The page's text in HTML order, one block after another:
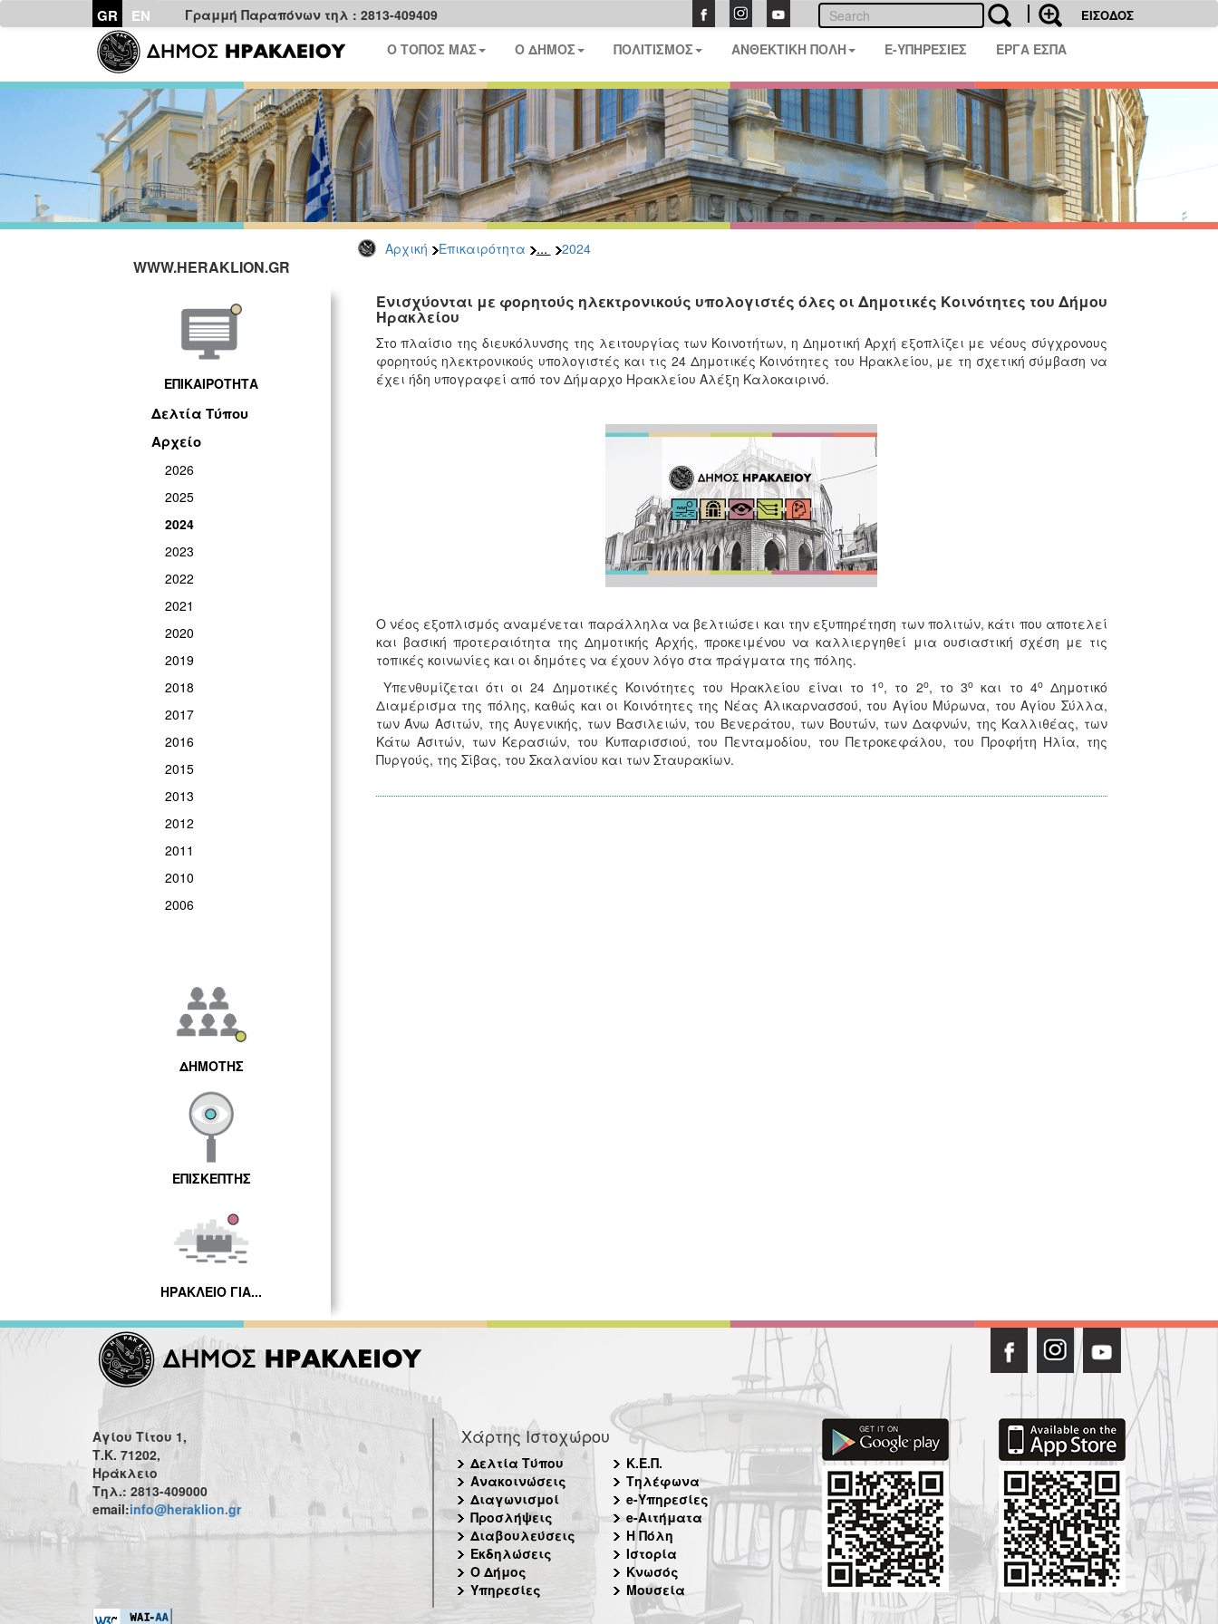
GR EN Γραμμή Παραπόνων τηλ : 2813-409409 ΕΙΣΟΔΟΣ
Ο ΤΟΠΟΣ ΜΑΣ Ο ΔΗΜΟΣ ΠΟΛΙΤΙΣΜΟΣ ΑΝΘΕΚΤΙΚΗ ΠΟΛΗ E-ΥΠΗΡΕΣΙΕΣ ΕΡΓΑ ΕΣΠΑ
Αρχική Επικαιρότητα ... 2024
WWW.HERAKLION.GR
ΕΠΙΚΑΙΡΟΤΗΤΑ
Δελτία Τύπου
Αρχείο
2026
2025
2024
2023
2022
2021
2020
2019
2018
2017
2016
2015
2013
2012
2011
2010
2006
ΔΗΜΟΤΗΣ
ΕΠΙΣΚΕΠΤΗΣ
ΗΡΑΚΛΕΙΟ ΓΙΑ...
Ενισχύονται με φορητούς ηλεκτρονικούς υπολογιστές όλες οι Δημοτικές Κοινότητες του Δήμου
Ηρακλείου
Στο πλαίσιο της διευκόλυνσης της λειτουργίας των Κοινοτήτων, η Δημοτική Αρχή εξοπλίζει με νέους σύγχρονους
φορητούς ηλεκτρονικούς υπολογιστές και τις 24 Δημοτικές Κοινότητες του Ηρακλείου, με τη σχετική σύμβαση να
έχει ήδη υπογραφεί από τον Δήμαρχο Ηρακλείου Αλέξη Καλοκαιρινό.
Ο νέος εξοπλισμός αναμένεται παράλληλα να βελτιώσει και την εξυπηρέτηση των πολιτών, κάτι που αποτελεί
και βασική προτεραιότητα της Δημοτικής Αρχής, προκειμένου να καλλιεργηθεί μια ουσιαστική σχέση με τις
τοπικές κοινωνίες και οι δημότες να έχουν λόγο στα πράγματα της πόλης.
Υπενθυμίζεται ότι οι 24 Δημοτικές Κοινότητες του Ηρακλείου είναι το 1ο, το 2ο, το 3ο και το 4οΔημοτικό
Διαμέρισμα της πόλης, καθώς και οι Κοινότητες της Νέας Αλικαρνασσού, του Αγίου Μύρωνα, του Αγίου Σύλλα,
των Άνω Ασιτών, της Αυγενικής, των Βασιλειών, του Βενεράτου, των Βουτών, των Δαφνών, της Καλλιθέας, των
Κάτω Ασιτών, των Κερασιών, του Κυπαρισσιού, του Πενταμοδίου, του Πετροκεφάλου, του Προφήτη Ηλία, της
Πυργούς, της Σίβας, του Σκαλανίου και των Σταυρακίων.
Αγίου Τίτου 1,
Τ.Κ. 71202,
Ηράκλειο
Τηλ.: 2813-409000
email:info@heraklion.gr
Χάρτης Ιστοχώρου
Δελτία Τύπου
Ανακοινώσεις
Διαγωνισμοί
Προσλήψεις
Διαβουλεύσεις
Εκδηλώσεις
Ο Δήμος
Υπηρεσίες
Κ.Ε.Π.
Τηλέφωνα
e-Υπηρεσίες
e-Αιτήματα
Η Πόλη
Ιστορία
Κνωσός
Μουσεία